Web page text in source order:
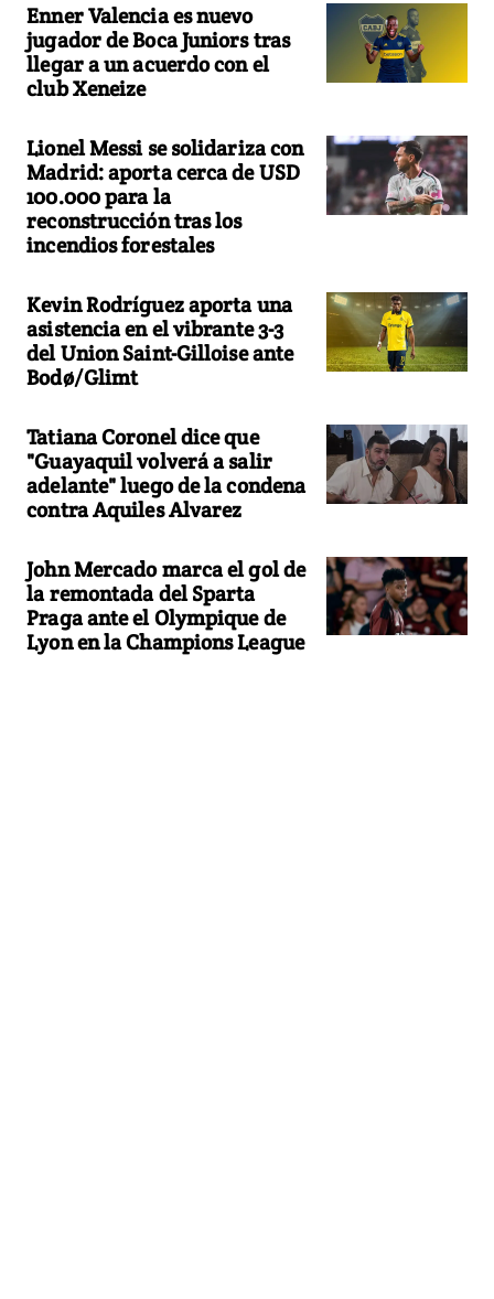
Enner Valencia es nuevo
jugador de Boca Juniors tras
llegar a un acuerdo con el
club Xeneize
Lionel Messi se solidariza con
Madrid: aporta cerca de USD
100.000 para la
reconstrucción tras los
incendios forestales
Kevin Rodríguez aporta una
asistencia en el vibrante 3-3
del Union Saint-Gilloise ante
Bodø/Glimt
Tatiana Coronel dice que
"Guayaquil volverá a salir
adelante" luego de la condena
contra Aquiles Alvarez
John Mercado marca el gol de
la remontada del Sparta
Praga ante el Olympique de
Lyon en la Champions League